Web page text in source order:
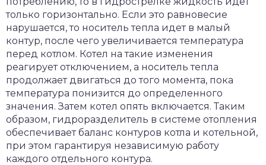
только горизонтально. Если это равновесие
нарушается, то носитель тепла идет в малый
контур, после чего увеличивается температура
перед котлом. Котел на такие изменения
реагирует отключением, а носитель тепла
продолжает двигаться до того момента, пока
температура понизится до определенного
значения. Затем котел опять включается. Таким
образом, гидроразделитель в системе отопления
обеспечивает баланс контуров котла и котельной,
при этом гарантируя независимую работу
каждого отдельного контура.